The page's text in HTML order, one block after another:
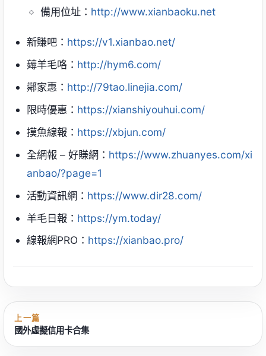
備用位址： http://www.xianbaoku.net
新賺吧： https://v1.xianbao.net/
薅羊毛咯： http://hym6.com/
鄰家惠： http://79tao.linejia.com/
限時優惠： https://xianshiyouhui.com/
摸魚線報： https://xbjun.com/
全網報 – 好賺網： https://www.zhuanyes.com/xi
anbao/?page=1
活動資訊網： https://www.dir28.com/
羊毛日報： https://ym.today/
線報網PRO： https://xianbao.pro/
上一篇
國外虛擬信用卡合集